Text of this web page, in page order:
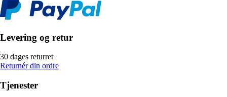
Levering og retur
30 dages returret
Returnér din ordre
Tjenester